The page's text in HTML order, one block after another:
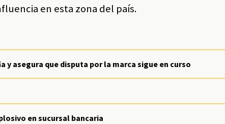
en esta zona del país.
y asegura que disputa por la marca sigue en curso
en sucursal bancaria